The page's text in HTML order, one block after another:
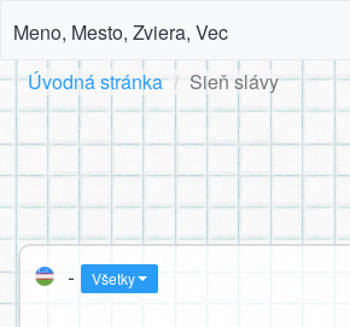
Meno, Mesto, Zviera, Vec
Úvodná stránka Sieň slávy
- Všetky